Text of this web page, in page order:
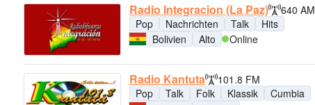
Radio Integracion (La Paz)
640 AM
Pop
Nachrichten Talk
Hits
Bolivien
Alto Online
Radio Kantuta
101.8 FM
Pop
Talk Folk Klassik
Cumbia